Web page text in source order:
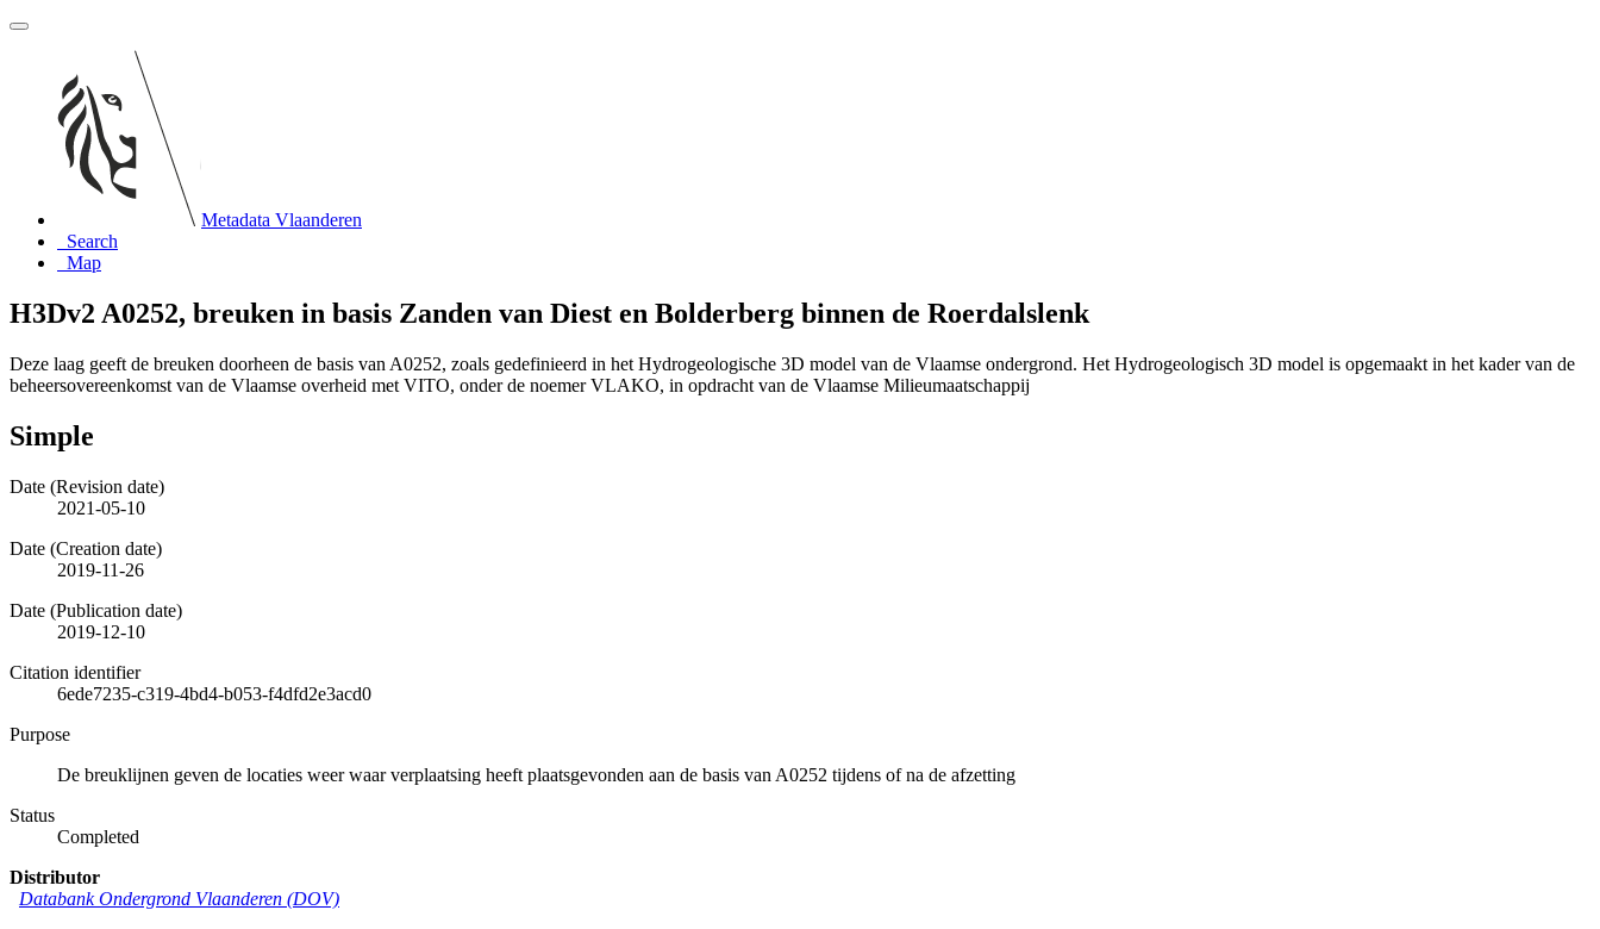
Metadata Vlaanderen
Search
Map
H3Dv2 A0252, breuken in basis Zanden van Diest en Bolderberg binnen de Roerdalslenk
Deze laag geeft de breuken doorheen de basis van A0252, zoals gedefinieerd in het Hydrogeologische 3D model van de Vlaamse ondergrond. Het Hydrogeologisch 3D model is opgemaakt in het kader van de
beheersovereenkomst van de Vlaamse overheid met VITO, onder de noemer VLAKO, in opdracht van de Vlaamse Milieumaatschappij
Simple
Date (Revision date)
2021-05-10
Date (Creation date)
2019-11-26
Date (Publication date)
2019-12-10
Citation identifier
6ede7235-c319-4bd4-b053-f4dfd2e3acd0
Purpose
De breuklijnen geven de locaties weer waar verplaatsing heeft plaatsgevonden aan de basis van A0252 tijdens of na de afzetting
Status
Completed
Distributor
Databank Ondergrond Vlaanderen (DOV)